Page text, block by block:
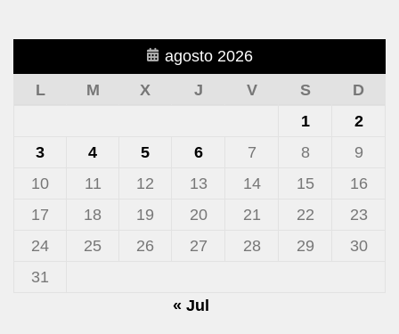
agosto 2026
L
M X J V S
D
1
2
3
4 5 6 7 8
9
10
11 12 13 14 15
16
17
18 19 20 21 22
23
24
25 26 27 28 29
30
31
« Jul